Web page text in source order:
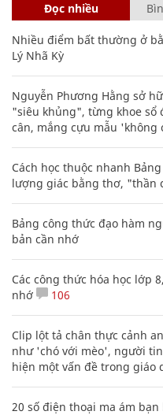
Đọc nhiều
Nhiều điểm bất thường ở
Lý Nhã Kỳ
Nguyễn Phương Hằng sở
"siêu khủng", từng khoe sổ
cân, mắng cựu mẫu 'không
Cách học thuộc nhanh
lượng giác bằng thơ, "thần
Bảng công thức đạo hàm
bản cần nhớ
Các công thức hóa học lớp
nhớ
106
Clip lột tả chân thực cảnh
như 'chó với mèo', người
hiện một vấn đề trong giáo
20 số điện thoại ma ám